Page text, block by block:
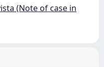
(Note of case in